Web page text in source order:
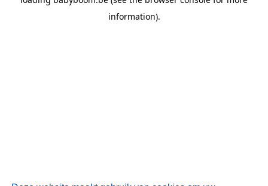
information).